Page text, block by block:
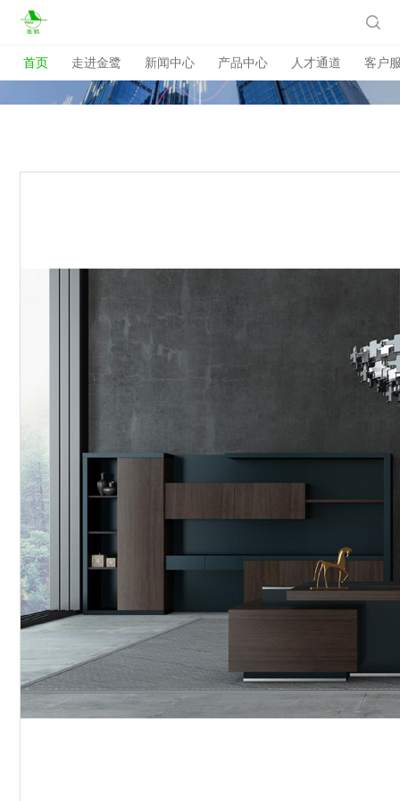
首页 走进金鹭 新闻中心 产品中心 人才通道 客户
